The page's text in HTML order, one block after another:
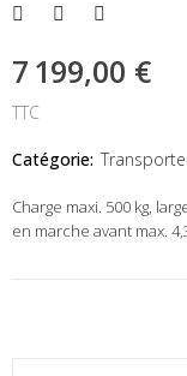
7 199,00 €
TTC
Catégorie:
Charge maxi. 500 kg,
en marche avant max.